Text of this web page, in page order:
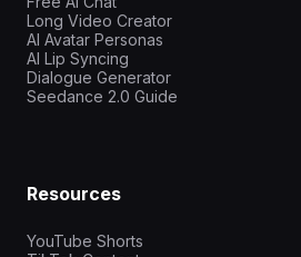
Long Video Creator
AI Avatar Personas
AI Lip Syncing
Dialogue Generator
Seedance 2.0 Guide
Resources
YouTube Shorts